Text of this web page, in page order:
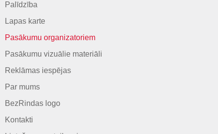
Palīdzība
Lapas karte
Pasākumu organizatoriem
Pasākumu vizuālie materiāli
Reklāmas iespējas
Par mums
BezRindas logo
Kontakti